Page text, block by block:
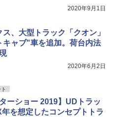
2020年9月1日
、大型トラック「クオン」
キャブ"車を追加。荷台内法
2020年6月2日
ーショー 2019】UDトラッ
を想定したコンセプトトラ